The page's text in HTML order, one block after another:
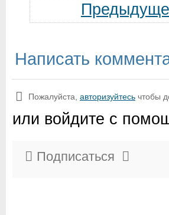
Написать
Пожалуйста, авторизуйтесь чтобы
или войдите с
Подписаться